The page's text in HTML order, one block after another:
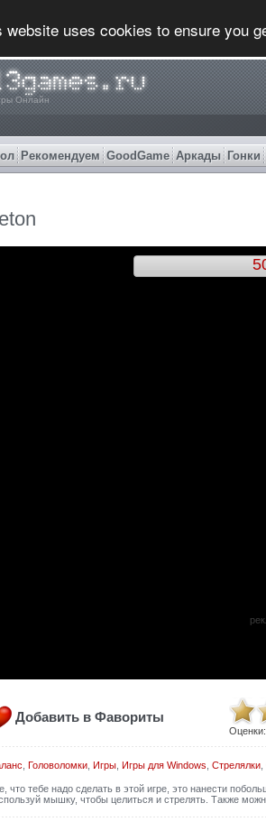
website uses cookies to ensure you
Онлайн
Рекомендуем GoodGame Аркады Гонки
Добавить в Фавориты
Оценки:
Головоломки, Игры, Игры для Windows Стрелялки,
что тебе надо сделать в этой игре, это нанести
мышку, чтобы целиться и стрелять. Также